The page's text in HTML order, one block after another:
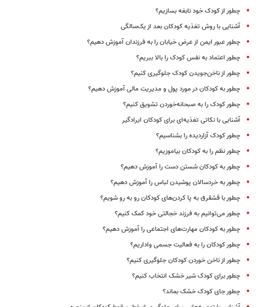
چطور از کودک خود نابغه بسازیم؟
آشنایی با روش تغذیه کودکان بعد از یک‌سالگی
چطور عبور ایمن از عرض خیابان را به فرزندان آموزش دهیم؟
چطور اعتماد به نفس کودک را بالا ببریم؟
چطور از ناخن‌جویدن کودک جلوگیری کنیم؟
چطور به کودکان در مورد پول و مدیریت مالی آموزش دهیم؟
چطور کودک را به صبحانه‌خوردن تشویق کنیم؟
آشنایی با نکاتی تغذیه‌ای برای کودکان ایرادگیر
چطور کودک ‌آزاردیده را بشناسیم؟
چطور نظم را به کودکان بیاموزیم؟
چطور به کودکان شستن دست را آموزش دهیم؟
چطور به خردسالان پوشیدن لباس را آموزش دهیم؟
چطور با قشقرق‌ به پا کردن‌های کودکان رو به رو شویم؟
چطور می‌توانیم به فرزند خجالتی خود کمک کنیم؟
چطور به کودکان مهارت‌های اجتماعی را آموزش دهیم؟
چطور کودکان را به فعالیت جسمی واداریم؟
چطور از ناخن خوردن کودکان جلوگیری کنیم؟
چطور برای کودک شیر خشک انتخاب کنیم؟
چطور جای کودک خشک بماند؟